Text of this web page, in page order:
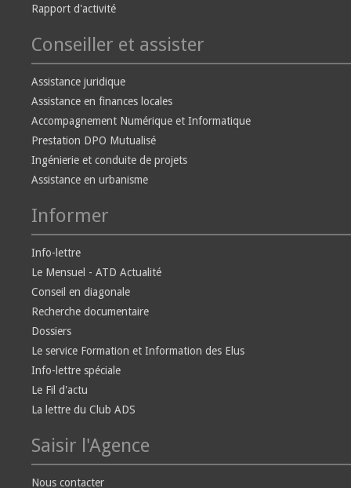
Rapport d'activité
Conseiller et assister
Assistance juridique
Assistance en finances locales
Accompagnement Numérique et Informatique
Prestation DPO Mutualisé
Ingénierie et conduite de projets
Assistance en urbanisme
Informer
Info-lettre
Le Mensuel - ATD Actualité
Conseil en diagonale
Recherche documentaire
Dossiers
Le service Formation et Information des Elus
Info-lettre spéciale
Le Fil d'actu
La lettre du Club ADS
Saisir l'Agence
Nous contacter